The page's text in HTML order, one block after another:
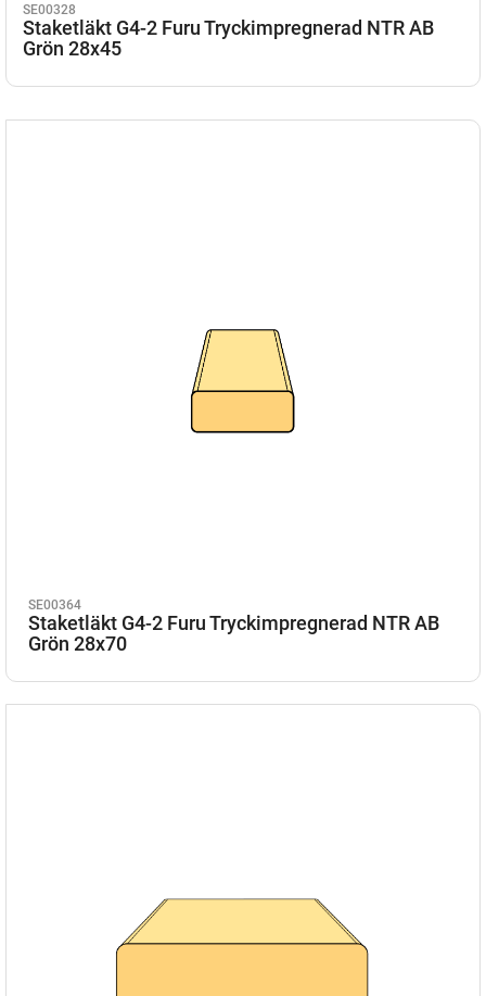
SE00328
Staketläkt G4-2 Furu Tryckimpregnerad NTR AB
Grön 28x45
SE00364
Staketläkt G4-2 Furu Tryckimpregnerad NTR AB
Grön 28x70